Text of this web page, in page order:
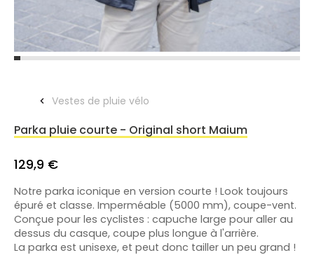
Vestes de pluie vélo
Parka pluie courte - Original short Maium
129,9 €
Notre parka iconique en version courte ! Look toujours
épuré et classe. Imperméable (5000 mm), coupe-vent.
Conçue pour les cyclistes : capuche large pour aller au
dessus du casque, coupe plus longue à l'arrière.
La parka est unisexe, et peut donc tailler un peu grand !